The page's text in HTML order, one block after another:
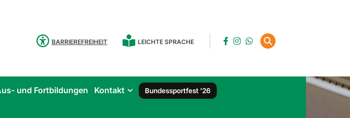
Aus- und Fortbildungen Bundessportfest '26